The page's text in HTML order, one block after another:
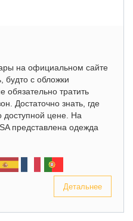
на официальном сайте
будто с обложки
обязательно тратить
Достаточно знать, где
цене. На
представлена одежда
Детальнее